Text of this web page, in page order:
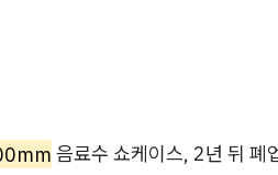
음료수 쇼케이스, 2년 뒤 폐